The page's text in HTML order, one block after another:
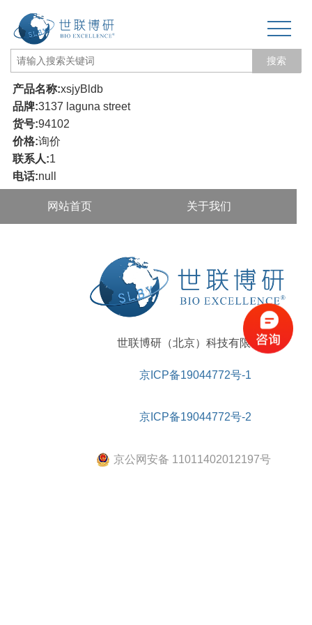
搜索
3D打印和电纺丝
三维培养测试专题
更多产品
经营品牌
科研委托·租赁
产品名称:xsjyBldb
品牌:3137 laguna street
货号:94102
价格:询价
联系人:1
电话:null